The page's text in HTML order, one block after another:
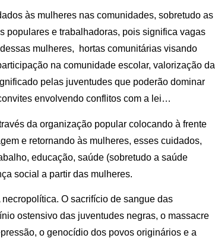
às mulheres nas comunidades, sobretudo as
populares e trabalhadoras, pois significa vagas
mulheres, hortas comunitárias visando
na comunidade escolar, valorização da
pelas juventudes que poderão dominar
envolvendo conflitos com a lei…
da organização popular colocando à frente
e retornando às mulheres, esses cuidados,
educação, saúde (sobretudo a saúde
social a partir das mulheres.
O sacrifício de sangue das
ostensivo das juventudes negras, o massacre
o genocídio dos povos originários e a